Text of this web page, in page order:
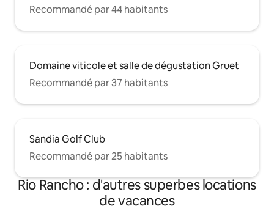
Recommandé par 44 habitants
Domaine viticole et salle de dégustation Gruet
Recommandé par 37 habitants
Sandia Golf Club
Recommandé par 25 habitants
Rio Rancho : d'autres superbes locations
de vacances